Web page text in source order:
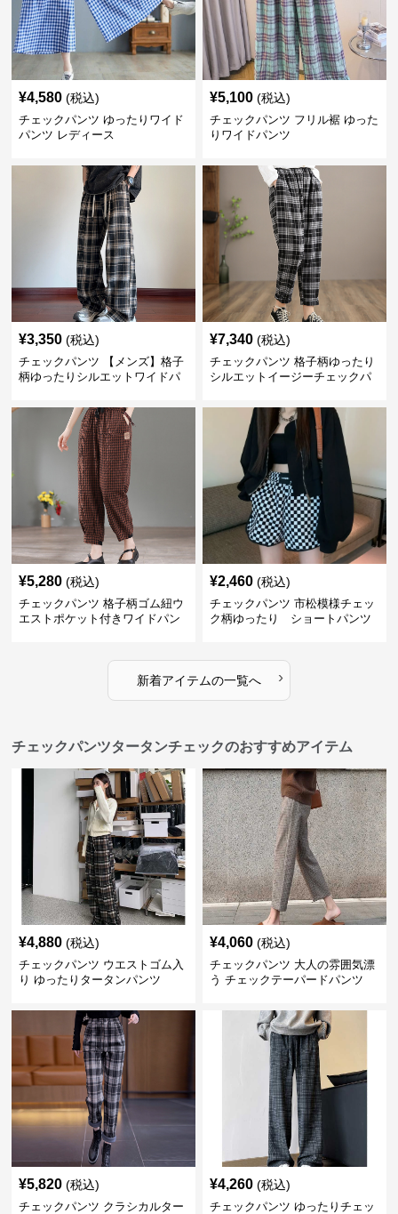
¥4,580 (税込)
チェックパンツ ゆったりワイド
パンツ レディース
¥5,100 (税込)
チェックパンツ フリル裾 ゆった
りワイドパンツ
¥3,350 (税込)
チェックパンツ 【メンズ】格子
柄ゆったりシルエットワイドパ
¥7,340 (税込)
チェックパンツ 格子柄ゆったり
シルエットイージーチェックパ
¥5,280 (税込)
チェックパンツ 格子柄ゴム紐ウ
エストポケット付きワイドパン
¥2,460 (税込)
チェックパンツ 市松模様チェッ
ク柄ゆったり ショートパンツ
新着アイテムの一覧へ ›
チェックパンツタータンチェックのおすすめアイテム
¥4,880 (税込)
チェックパンツ ウエストゴム入
り ゆったりタータンパンツ
¥4,060 (税込)
チェックパンツ 大人の雰囲気漂
う チェックテーパードパンツ
¥5,820 (税込)
チェックパンツ クラシカルター
¥4,260 (税込)
チェックパンツ ゆったりチェッ